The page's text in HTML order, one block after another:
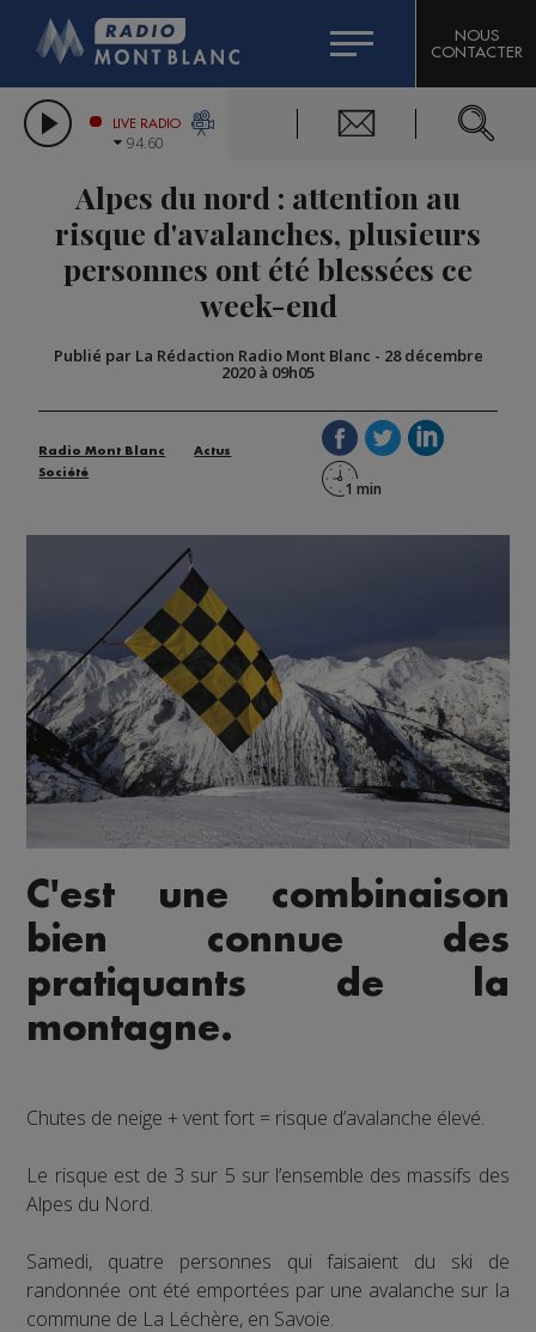
LES CHRONIQUES DE L'EXPERT
CITIZEN MACHINERY
GRAND MASSIF DOMAINES SKIABLES
BIGARD
COMPAGNIE DU MONT-BLANC
NOUS
CONTACTER
LIVE RADIO
94.60
Alpes du nord : attention au
risque d'avalanches, plusieurs
personnes ont été blessées ce
week-end
Publié par La Rédaction Radio Mont Blanc - 28 décembre
2020 à 09h05
Radio Mont Blanc
Actus
Société
C'est une combinaison
bien connue des
pratiquants de la
montagne.
Chutes de neige + vent fort = risque d’avalanche élevé.
Le risque est de 3 sur 5 sur l’ensemble des massifs des
Alpes du Nord.
Samedi, quatre personnes qui faisaient du ski de
randonnée ont été emportées par une avalanche sur la
commune de La Léchère, en Savoie.